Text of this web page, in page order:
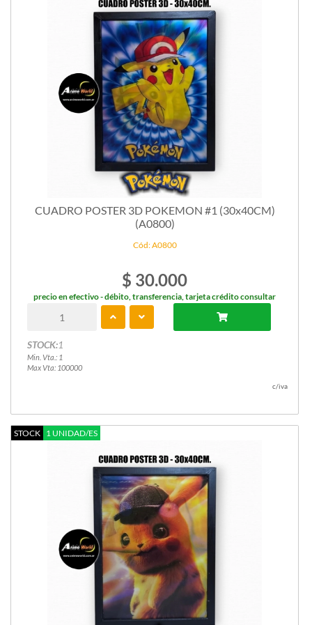
CUADRO POSTER 3D POKEMON #1 (30x40CM)
(A0800)
Cód: A0800
$ 30.000
precio en efectivo - débito, transferencia, tarjeta crédito consultar
STOCK:1
Min. Vta.: 1
Max Vta: 100000
c/iva
STOCK 1 UNIDAD/ES